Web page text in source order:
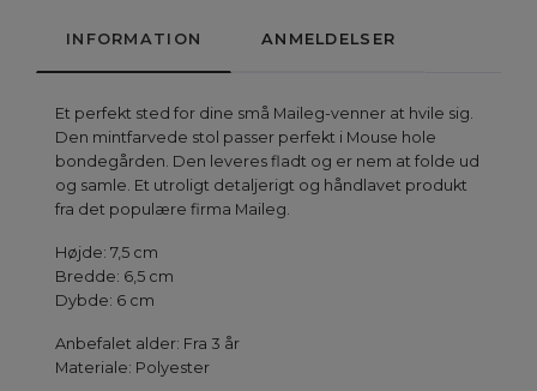
INFORMATION ANMELDELSER
Et perfekt sted for dine små Maileg-venner at hvile sig.
Den mintfarvede stol passer perfekt i Mouse hole
bondegården. Den leveres fladt og er nem at folde ud
og samle. Et utroligt detaljerigt og håndlavet produkt
fra det populære firma Maileg.
Højde: 7,5 cm
Bredde: 6,5 cm
Dybde: 6 cm
Anbefalet alder: Fra 3 år
Materiale: Polyester